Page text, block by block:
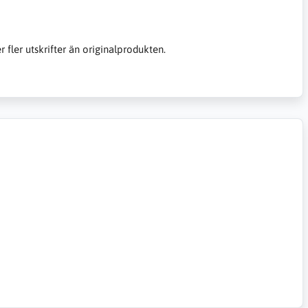
fler utskrifter än originalprodukten.